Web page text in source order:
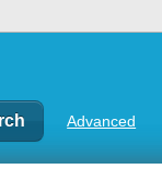
Advanced